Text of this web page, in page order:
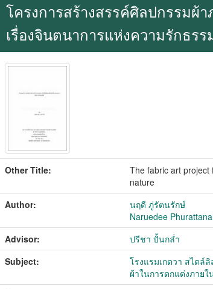
โครงการสร้างสรรค์ศิลปกรรมผ้
เรื่องจินตนาการแห่งความรักธร
Other Title:
The fabric art project
nature
Author:
นฤดี ภู่รัตนรักษ์
Naruedee
Advisor:
ปรีชา ปั้นกล่ำ
Subject:
โรงแรมเกตวา สไตล์
ผ้าในการตกแต่งภายใ